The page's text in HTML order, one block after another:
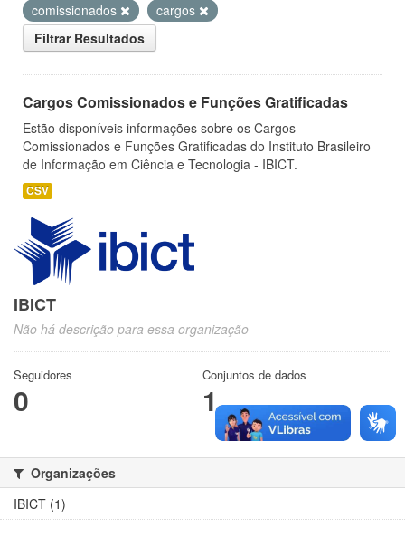
comissionados
cargos
Filtrar Resultados
Cargos Comissionados e Funções Gratificadas
Estão disponíveis informações sobre os Cargos
Comissionados e Funções Gratificadas do Instituto Brasileiro
de Informação em Ciência e Tecnologia - IBICT.
CSV
IBICT
Não há descrição para essa organização
Seguidores
0
Conjuntos de dados
1
Organizações
IBICT (1)